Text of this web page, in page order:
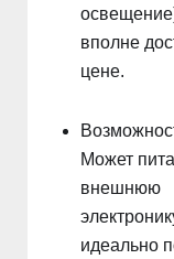
вполне
цене.
Может
внешнюю
идеально